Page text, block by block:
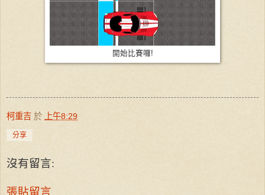
開始比賽囉!
柯重吉 於 上午8:29
分享
沒有留言:
張貼留言